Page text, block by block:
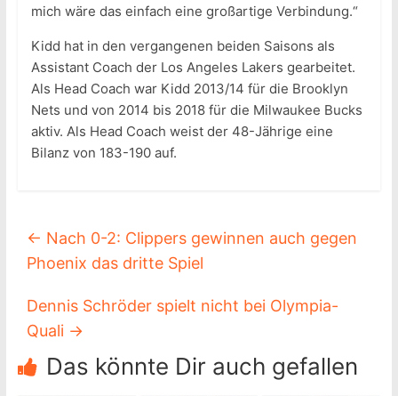
mich wäre das einfach eine großartige Verbindung.“
Kidd hat in den vergangenen beiden Saisons als
Assistant Coach der Los Angeles Lakers gearbeitet.
Als Head Coach war Kidd 2013/14 für die Brooklyn
Nets und von 2014 bis 2018 für die Milwaukee Bucks
aktiv. Als Head Coach weist der 48-Jährige eine
Bilanz von 183-190 auf.
← Nach 0-2: Clippers gewinnen auch gegen
Phoenix das dritte Spiel
Dennis Schröder spielt nicht bei Olympia-
Quali →
Das könnte Dir auch gefallen